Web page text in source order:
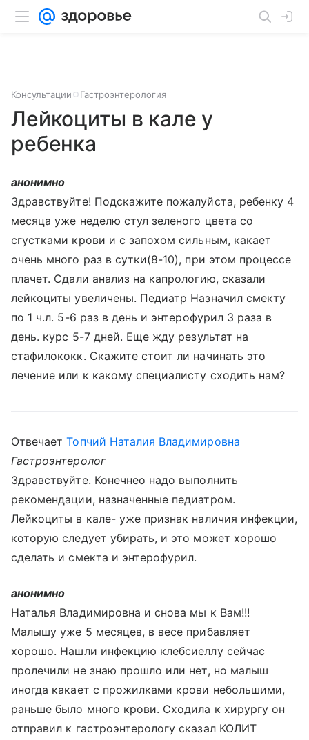
Консультации Гастроэнтерология
Лейкоциты в кале у
ребенка
анонимно
Здравствуйте! Подскажите пожалуйста, ребенку 4
месяца уже неделю стул зеленого цвета со
сгустками крови и с запохом сильным, какает
очень много раз в сутки(8-10), при этом процессе
плачет. Сдали анализ на капрологию, сказали
лейкоциты увеличены. Педиатр Назначил смекту
по 1 ч.л. 5-6 раз в день и энтерофурил 3 раза в
день. курс 5-7 дней. Еще жду результат на
стафилококк. Скажите стоит ли начинать это
лечение или к какому специалисту сходить нам?
ОтвечаетТопчий Наталия Владимировна
Гастроэнтеролог
Здравствуйте. Конечнео надо выполнить
рекомендации, назначенные педиатром.
Лейкоциты в кале- уже признак наличия инфекции,
которую следует убирать, и это может хорошо
сделать и смекта и энтерофурил.
анонимно
Наталья Владимировна и снова мы к Вам!!!
Малышу уже 5 месяцев, в весе прибавляет
хорошо. Нашли инфекцию клебсиеллу сейчас
пролечили не знаю прошло или нет, но малыш
иногда какает с прожилками крови небольшими,
раньше было много крови. Сходила к хирургу он
отправил к гастроэнтерологу сказал КОЛИТ